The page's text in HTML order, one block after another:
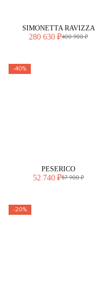
SIMONETTA RAVIZZA
280 630 ₽400 900 ₽
-40%
PESERICO
52 740 ₽87 900 ₽
-20%